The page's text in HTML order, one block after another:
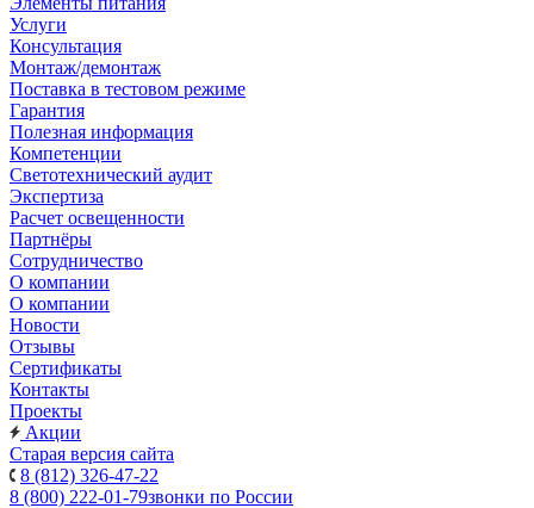
Услуги
Консультация
Монтаж/демонтаж
Поставка в тестовом режиме
Гарантия
Полезная информация
Компетенции
Светотехнический аудит
Экспертиза
Расчет освещенности
Партнёры
Cотрудничество
О компании
О компании
Новости
Отзывы
Сертификаты
Контакты
Проекты
Акции
Старая версия сайта
8 (812) 326-47-22
8 (800) 222-01-79звонки по России